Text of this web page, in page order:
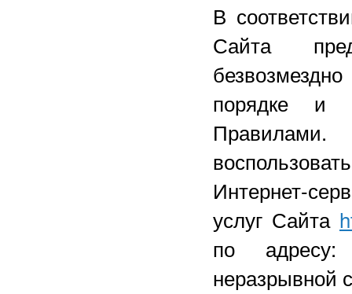
В
Сайта
порядке и
Интернет-
услуг Сайта
по
неразрывной